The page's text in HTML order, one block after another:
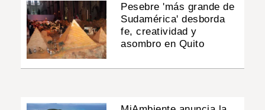
Pesebre 'más grande de
Sudamérica' desborda
fe, creatividad y
asombro en Quito